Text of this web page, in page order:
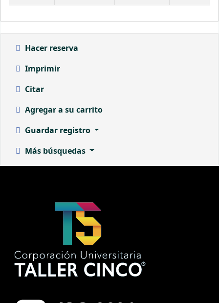
Hacer reserva
Imprimir
Citar
Agregar a su carrito
Guardar registro
Más búsquedas